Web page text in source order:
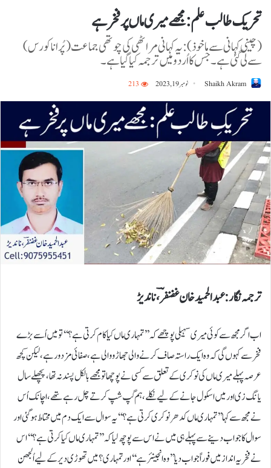
تحریک طالب علم :مجھے میری ماں پر فخر ہے
(چینی کہانی سے ماخوذ): یہ کہانی مراٹھی کی چوتھی جماعت (پُرانا کورس)
سے لی گئی ہے۔ جس کا اُردو میں ترجمہ کیا گیا ہے۔
Shaikh Akram نومبر 19, 2023 213
ترجمہ نگار: عبدالحمید خان غضنفرؔ، ناندیڑ
اب اگر مجھ سے کوئی میری سہیلی پوچھے کہ ’’تمہاری ماں کیا کام کرتی ہے ؟ ‘‘ تو میں اُسے بڑے
فخر سے کہوں گی کہ وہ ایک راستہ صاف کرنے والی جھاڑو والی ہے، صفائی مزدور ہے ، لیکن کچھ
عرصہ پہلے میری ماں کی نوکری کے تعلق سے کسی نے پوچھا تو مجھے بالکل پسند نہ تھا، پچھلے سال
یانگ زی اور میں اسکول جانے کے لیے نکلے، ہم گپ شپ کرتے چل رہے تھے، اچانک اُس
نے مجھ سے کہا ’’تمہاری ماں کدھر نوکری کرتی ہے ؟ ‘‘ یہ سوال سے ایک دم میں محتاط ہوگئی اور
سوال کا جواب دینے سے پہلے ہی میں نے اس سے پوچھ لیا کہ ’’تمہاری ماں کیا کرتی ہے ؟‘‘ اس
نے فخریہ انداز میں فوراً جواب دیا ’’وہ انجینئر ہے ‘‘ اور تمہاری ؟ میں تھوڑی دیر کے لیے اُلجھن